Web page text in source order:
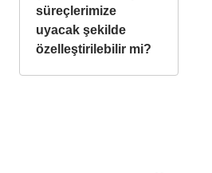
süreçlerimize
uyacak şekilde
özelleştirilebilir mi?